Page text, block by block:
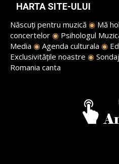
HARTA SITE-ULUI
Născuți pentru muzică ◉ Mă
concertelor ◉ Psihologul
Media ◉ Agenda culturala ◉
Exclusivitățile noastre ◉
Romania canta